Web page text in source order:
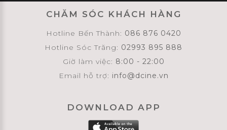
CHĂM SÓC KHÁCH HÀNG
Hotline Bến Thành: 086 876 0420
Hotline Sóc Trăng: 02993 895 888
Giờ làm việc: 8:00 - 22:00
Email hỗ trợ: info@dcine.vn
DOWNLOAD APP